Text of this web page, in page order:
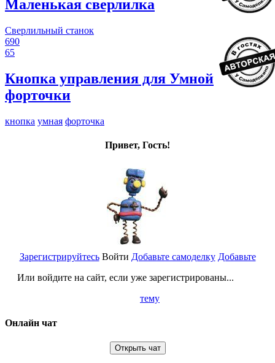
Маленькая сверлилка
Сверлильный станок
690
65
Кнопка управления для Умной
форточки
кнопка умная форточка
Привет, Гость!
Зарегистрируйтесь
Или войдите на сайт, если уже зарегистрированы...
Войти Добавьте самоделку Добавьте
тему
Онлайн чат
Открыть чат